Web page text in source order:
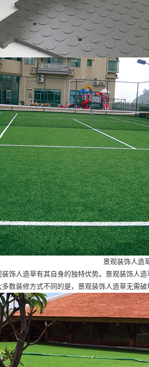
景观装饰人造
饰人造草有其自身的独特优势。景观装饰人
数装修方式不同的是，景观装饰人造草无需